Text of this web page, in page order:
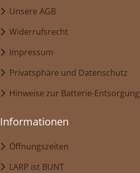
Unsere AGB
Widerrufsrecht
Impressum
Privatsphäre und Datenschutz
Hinweise zur Batterie-Entsorgung
Informationen
Öffnungszeiten
LARP ist BUNT